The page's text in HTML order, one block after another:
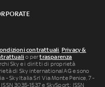
contrattuali Privacy &
o pertrasparenza
Sky e i diritti di proprietà
di Sky international AG e sono
- Sky Italia Srl Via Monte Penice, 7 -
3035-1537 e SkySport: ISSN